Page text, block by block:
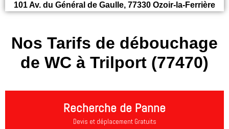
101 Av. du Général de Gaulle, 77330 Ozoir-la-Ferrière
Nos Tarifs de débouchage
de WC à Trilport (77470)
Recherche de Panne
Devis et déplacement Gratuits